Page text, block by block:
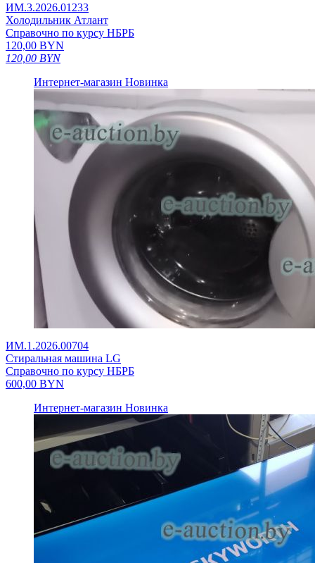
ИМ.3.2026.01233
Холодильник Атлант
Справочно по курсу НБРБ
120,00 BYN
120,00 BYN
Интернет-магазин Новинка
ИМ.1.2026.00704
Стиральная машина LG
Справочно по курсу НБРБ
600,00 BYN
Интернет-магазин Новинка